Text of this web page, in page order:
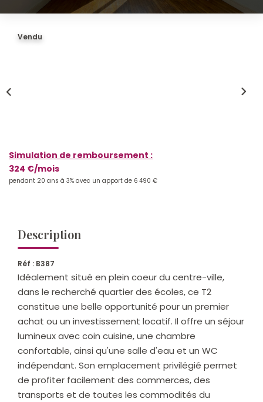
FAIRE GÉRER
CONTACT
Vendu
Simulation de remboursement :
324 €/mois
pendant 20 ans à 3% avec un apport de 6 490 €
Description
Réf : B387
Idéalement situé en plein coeur du centre-ville,
dans le recherché quartier des écoles, ce T2
constitue une belle opportunité pour un premier
achat ou un investissement locatif. Il offre un séjour
lumineux avec coin cuisine, une chambre
confortable, ainsi qu'une salle d'eau et un WC
indépendant. Son emplacement privilégié permet
de profiter facilement des commerces, des
transports et de toutes les commodités du